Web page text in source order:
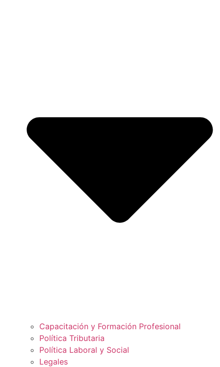
Capacitación y Formación Profesional
Política Tributaria
Política Laboral y Social
Legales